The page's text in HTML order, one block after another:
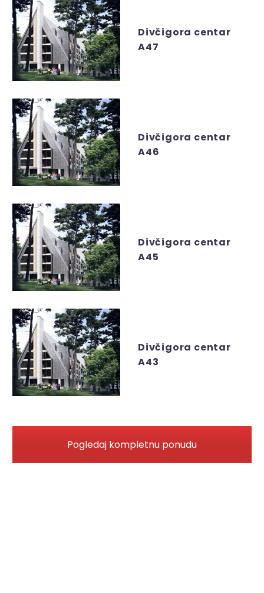
Divčigora centar
A47
Divčigora centar
A46
Divčigora centar
A45
Divčigora centar
A43
Pogledaj kompletnu ponudu